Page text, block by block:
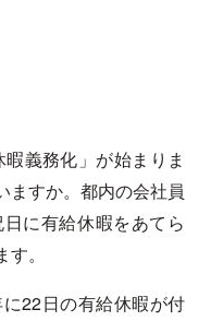
義務化」が始まりま
ますか。都内の会社員
に有給休暇をあてら
。
22日の有給休暇が付